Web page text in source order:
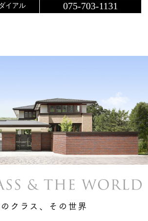
イアル 075-703-1131
クラス、その世界